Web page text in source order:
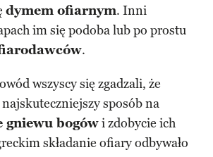
dymem ofiarnym. Inni
im się podoba lub po prostu
.
wszyscy się zgadzali, że
sposób na
gniewu bogówi zdobycie ich
składanie ofiary odbywało